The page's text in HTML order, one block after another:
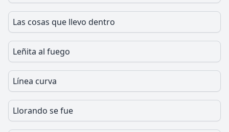
Las cosas que llevo dentro
Leñita al fuego
Línea curva
Llorando se fue